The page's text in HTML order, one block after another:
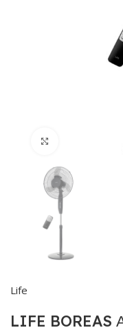
Click to
Life
LIFE BOREAS